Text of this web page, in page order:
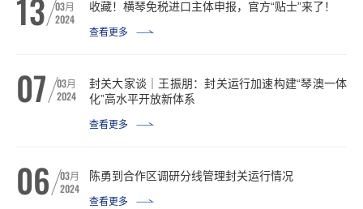
13 03月
2024
收藏！横琴免税进口主体申报，官方“贴士”来了！
查看更多
07 03月
2024
封关大家谈｜王振朋：封关运行加速构建“琴澳一体
化”高水平开放新体系
查看更多
06 03月
2024
陈勇到合作区调研分线管理封关运行情况
查看更多